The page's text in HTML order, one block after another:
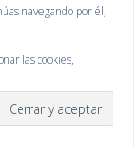
o en el
navegando por él,
las cookies,